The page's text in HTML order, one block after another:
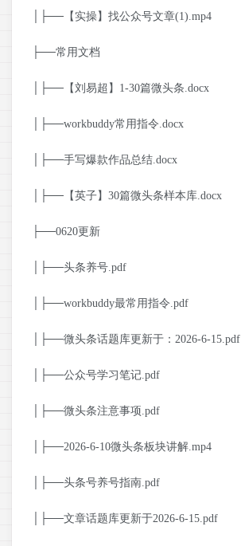
│├──【实操】找公众号文章(1).mp4
├──常用文档
│├──【刘易超】1-30篇微头条.docx
│├──workbuddy常用指令.docx
│├──手写爆款作品总结.docx
│├──【英子】30篇微头条样本库.docx
├──0620更新
│├──头条养号.pdf
│├──workbuddy最常用指令.pdf
│├──微头条话题库更新于：2026-6-15.pdf
│├──公众号学习笔记.pdf
│├──微头条注意事项.pdf
│├──2026-6-10微头条板块讲解.mp4
│├──头条号养号指南.pdf
│├──文章话题库更新于2026-6-15.pdf